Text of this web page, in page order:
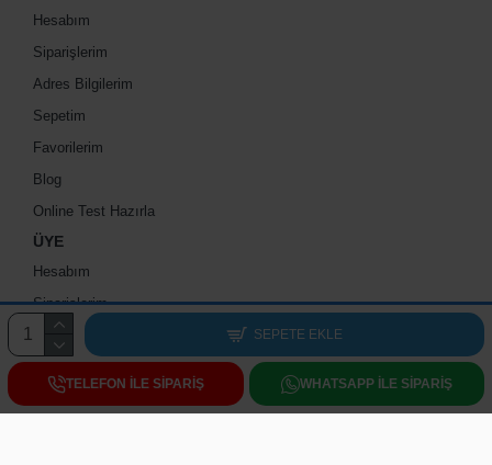
SEPETE EKLE
TELEFON ILE SIPARIŞ WHATSAPP ILE SIPARIŞ
Hesabım
Siparişlerim
Adres Bilgilerim
Sepetim
Favorilerim
Blog
Online Test Hazırla
ÜYE
Hesabım
Siparişlerim
Sepetim